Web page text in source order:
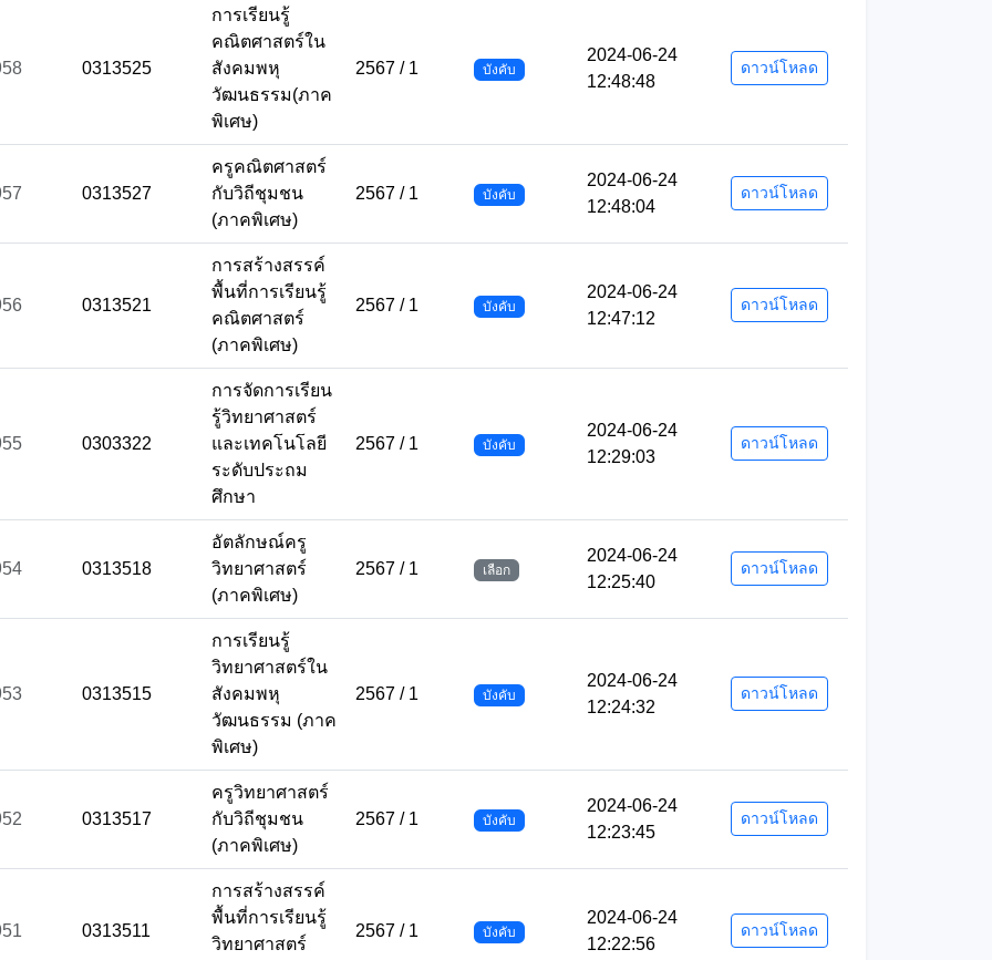
0313525
การเรียนรู้
คณิตศาสตร์ใน
สังคมพหุ
วัฒนธรรม(ภาค
พิเศษ)
2567 / 1 บังคับ
2024-06-24
12:48:48
ดาวน์โหลด
0313527
ครูคณิตศาสตร์
กับวิถีชุมชน
(ภาคพิเศษ)
2567 / 1 บังคับ
2024-06-24
12:48:04
ดาวน์โหลด
0313521
การสร้างสรรค์
พื้นที่การเรียนรู้
คณิตศาสตร์
(ภาคพิเศษ)
2567 / 1 บังคับ
2024-06-24
12:47:12
ดาวน์โหลด
0303322
การจัดการเรียน
รู้วิทยาศาสตร์
และเทคโนโลยี
ระดับประถม
ศึกษา
2567 / 1 บังคับ
2024-06-24
12:29:03
ดาวน์โหลด
0313518
อัตลักษณ์ครู
วิทยาศาสตร์
(ภาคพิเศษ)
2567 / 1 เลือก
2024-06-24
12:25:40
ดาวน์โหลด
0313515
การเรียนรู้
วิทยาศาสตร์ใน
สังคมพหุ
วัฒนธรรม (ภาค
พิเศษ)
2567 / 1 บังคับ
2024-06-24
12:24:32
ดาวน์โหลด
0313517
ครูวิทยาศาสตร์
กับวิถีชุมชน
(ภาคพิเศษ)
2567 / 1 บังคับ
2024-06-24
12:23:45
ดาวน์โหลด
0313511
การสร้างสรรค์
พื้นที่การเรียนรู้
วิทยาศาสตร์
2567 / 1 บังคับ
2024-06-24
12:22:56
ดาวน์โหลด